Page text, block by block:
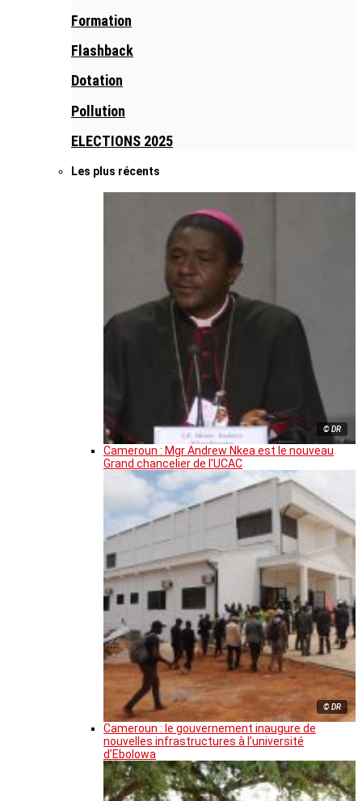
Formation
Flashback
Dotation
Pollution
ELECTIONS 2025
Les plus récents
© DR
Cameroun : Mgr Andrew Nkea est le nouveau
Grand chancelier de l’UCAC
© DR
Cameroun : le gouvernement inaugure de
nouvelles infrastructures à l’université
d’Ebolowa